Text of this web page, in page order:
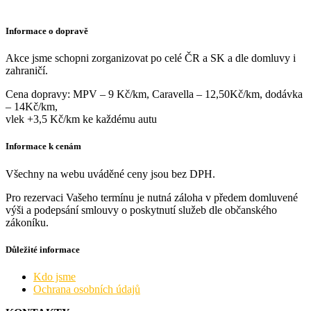
Informace o dopravě
Akce jsme schopni zorganizovat po celé ČR a SK a dle domluvy i
zahraničí.
Cena dopravy: MPV – 9 Kč/km, Caravella – 12,50Kč/km, dodávka
– 14Kč/km,
vlek +3,5 Kč/km ke každému autu
Informace k cenám
Všechny na webu uváděné ceny jsou bez DPH.
Pro rezervaci Vašeho termínu je nutná záloha v předem domluvené
výši a podepsání smlouvy o poskytnutí služeb dle občanského
zákoníku.
Důležité informace
Kdo jsme
Ochrana osobních údajů